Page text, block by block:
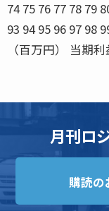
74 75 76 77 78 79
93 94 95 96 97 98
（百万円） 当期利
月刊ロ
購読の